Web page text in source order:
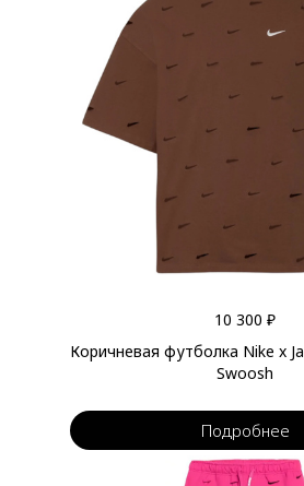
10 300 ₽
Коричневая футболка Nike x
Swoosh
Подробнее